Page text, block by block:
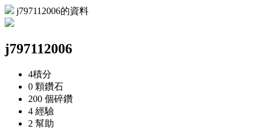
j797112006的資料
j797112006
4積分
0 顆鑽石
200 個碎鑽
4 經驗
2 幫助